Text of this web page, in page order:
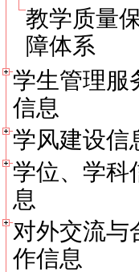
教学质量
障体系
学生管理服
信息
学风建设信
学位、学科
息
对外交流与
作信息